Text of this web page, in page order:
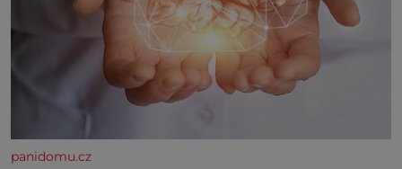
panidomu.cz